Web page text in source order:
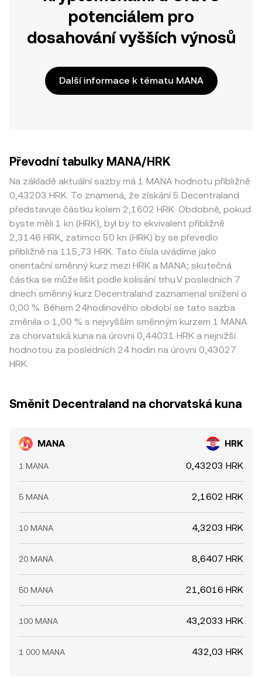
potenciálem pro
dosahování vyšších výnosů
Další informace k tématu MANA
Převodní tabulky MANA/HRK
Na základě aktuální sazby má 1 MANA hodnotu přibližně
0,43203 HRK. To znamená, že získání 5 Decentraland
představuje částku kolem 2,1602 HRK. Obdobně, pokud
byste měli 1 kn (HRK), byl by to ekvivalent přibližně
2,3146 HRK, zatímco 50 kn (HRK) by se převedlo
přibližně na 115,73 HRK. Tato čísla uvádíme jako
orientační směnný kurz mezi HRK a MANA; skutečná
částka se může lišit podle kolísání trhu.V posledních 7
dnech směnný kurz Decentraland zaznamenal snížení o
0,00 %. Během 24hodinového období se tato sazba
změnila o 1,00 % s nejvyšším směnným kurzem 1 MANA
za chorvatská kuna na úrovni 0,44031 HRK a nejnižší
hodnotou za posledních 24 hodin na úrovni 0,43027
HRK.
Směnit Decentraland na chorvatská kuna
MANA HRK
1 MANA 0,43203 HRK
5 MANA 2,1602 HRK
10 MANA 4,3203 HRK
20 MANA 8,6407 HRK
50 MANA 21,6016 HRK
100 MANA 43,2033 HRK
1 000 MANA 432,03 HRK